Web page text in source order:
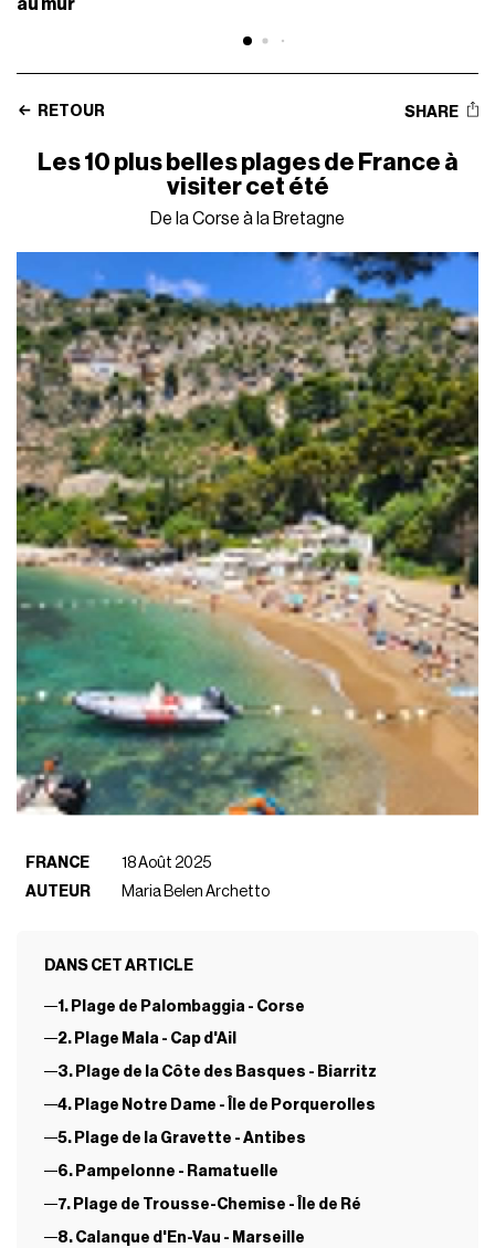
au mur
RETOUR SHARE
Les 10 plus belles plages de France à
visiter cet été
De la Corse à la Bretagne
FRANCE
18 Août 2025
AUTEUR
Maria Belen Archetto
DANS CET ARTICLE
1. Plage de Palombaggia - Corse
2. Plage Mala - Cap d'Ail
3. Plage de la Côte des Basques - Biarritz
4. Plage Notre Dame - Île de Porquerolles
5. Plage de la Gravette - Antibes
6. Pampelonne - Ramatuelle
7. Plage de Trousse-Chemise - Île de Ré
8. Calanque d'En-Vau - Marseille